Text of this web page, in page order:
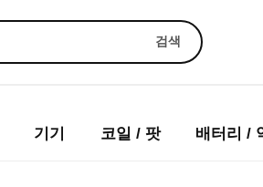
검색
기기 코일 / 팟 배터리 /